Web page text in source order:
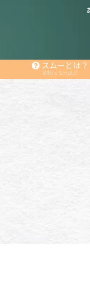
スムーとは？
Wht’s SmuU?